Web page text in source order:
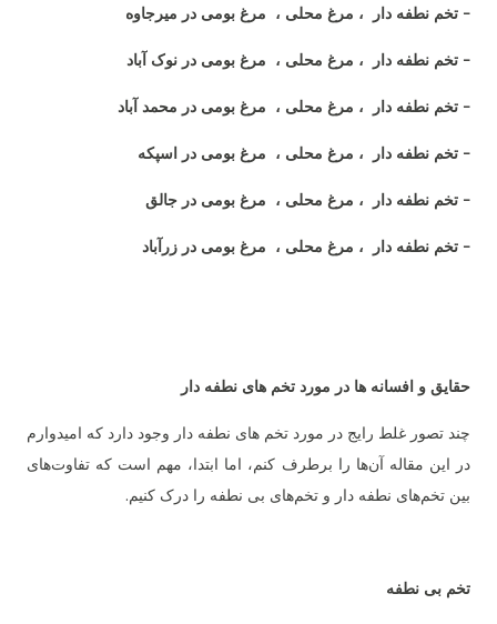
- تخم نطفه دار ، مرغ محلی ، مرغ بومی در میرجاوه
- تخم نطفه دار ، مرغ محلی ، مرغ بومی در نوک آباد
- تخم نطفه دار ، مرغ محلی ، مرغ بومی در محمد آباد
- تخم نطفه دار ، مرغ محلی ، مرغ بومی در اسپکه
- تخم نطفه دار ، مرغ محلی ، مرغ بومی در جالق
- تخم نطفه دار ، مرغ محلی ، مرغ بومی در زرآباد
حقایق و افسانه ها در مورد تخم های نطفه دار
چند تصور غلط رایج در مورد تخم های نطفه دار وجود دارد که امیدوارم
در این مقاله آن‌ها را برطرف کنم، اما ابتدا، مهم است که تفاوت‌های
بین تخم‌های نطفه دار و تخم‌های بی نطفه را درک کنیم.
تخم بی نطفه